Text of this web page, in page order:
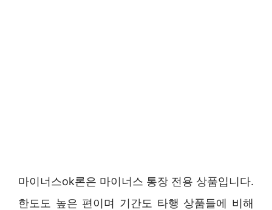
마이너스ok론은 마이너스 통장 전용 상품입니다.
한도도 높은 편이며 기간도 타행 상품들에 비해